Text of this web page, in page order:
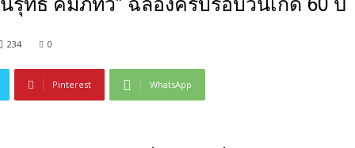
234 0
Pinterest WhatsApp